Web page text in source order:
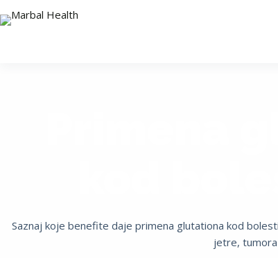
Saznaj koje benefite daje primena glutationa kod
jetre,